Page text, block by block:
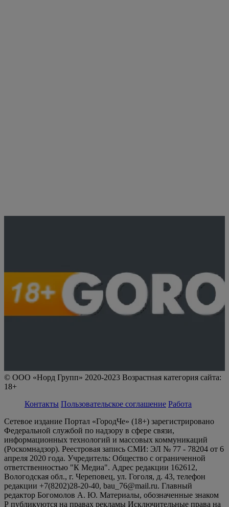
© ООО «Норд Групп» 2020-2023 Возрастная категория сайта:
18+
Контакты Пользовательское соглашение Работа
Сетевое издание Портал «ГородЧе» (18+) зарегистрировано
Федеральной службой по надзору в сфере связи,
информационных технологий и массовых коммуникаций
(Роскомнадзор). Реестровая запись СМИ: ЭЛ № 77 - 78204 от 6
апреля 2020 года. Учредитель: Общество с ограниченной
ответственностью "К Медиа". Адрес редакции 162612,
Вологодская обл., г. Череповец, ул. Гоголя, д. 43, телефон
редакции +7(8202)28-20-40, bau_76@mail.ru. Главный
редактор Богомолов А. Ю. Материалы, обозначенные знаком
Р публикуются на правах рекламы Исключительные права на